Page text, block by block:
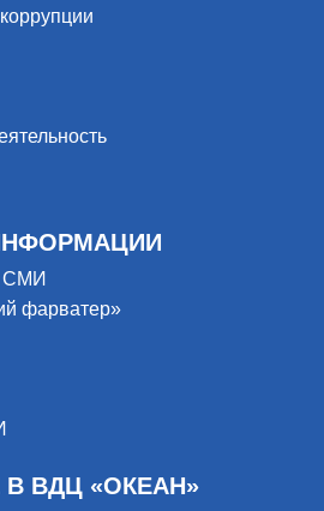
СМИ
фарватер»
ВДЦ «ОКЕАН»